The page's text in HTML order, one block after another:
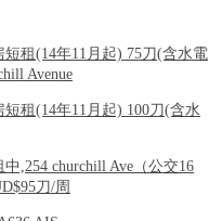
短租(14年11月起) 75刀(含水電
Avenue
短租(14年11月起) 100刀(含水
,254 churchill Ave（公交16
刀/周